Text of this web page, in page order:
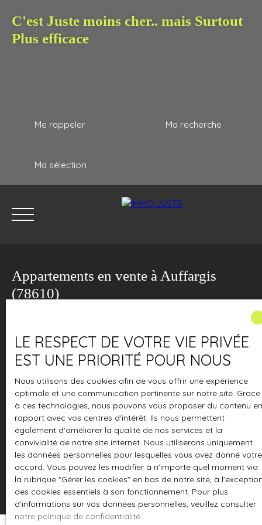
C'est Juste moins cher.. mais Surtout
Plus efficace
Me rappeler Ma recherche
Ma sélection
ESTIMATION
Appartements en vente à Auffargis
(78610)
Vente
Appartement
Type de bien
Auffargis (78610)
Budget max (€)
Surface min (m²)
Rechercher
LE RESPECT DE VOTRE VIE PRIVÉE
EST UNE PRIORITÉ POUR NOUS
Nous utilisons des cookies afin de vous offrir une expérience
optimale et une communication pertinente sur notre site. Grace
à ces technologies, nous pouvons vous proposer du contenu en
rapport avec vos centres d'intérêt. Ils nous permettent
également d'améliorer la qualité de nos services et la
convivialité de notre site internet. Nous utiliserons uniquement
les données personnelles pour lesquelles vous avez donné votre
accord. Vous pouvez les modifier à n'importe quel moment via
la rubrique ″Gérer les cookies″ en bas de notre site, à
des cookies essentiels à son fonctionnement. Pour plus
d'informations sur vos données personnelles, veuillez consulter
notre politique de confidentialité.